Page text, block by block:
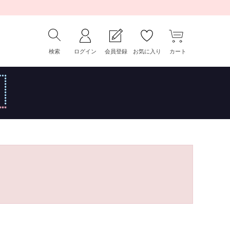
検索 ログイン 会員登録 お気に入り カート